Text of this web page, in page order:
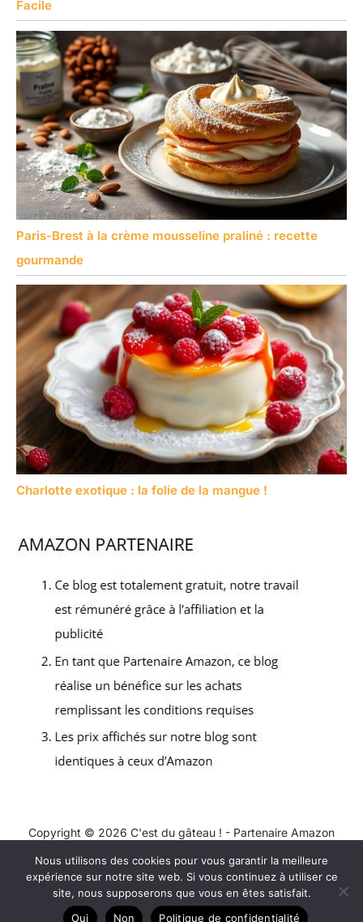
Facile
Paris-Brest à la crème mousseline praliné : recette
gourmande
Charlotte exotique : la folie de la mangue !
Copyright © 2026 C'est du gâteau ! - Partenaire Amazon
Contact
Mentions légales
Politique de confidentialité
Nous utilisons des cookies pour vous garantir la meilleure
expérience sur notre site web. Si vous continuez à utiliser ce
site, nous supposerons que vous en êtes satisfait.
Oui
Non Politique de confidentialité